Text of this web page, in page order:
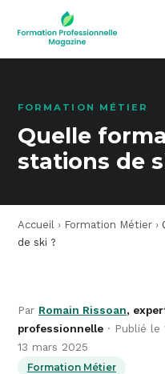
FORMATION MÉTIER
Quelle
stations de
Accueil › Formation Métier ›
de ski ?
Par Romain Rissoan,
professionnelle · Publié
13 mars 2025
Formation Métier